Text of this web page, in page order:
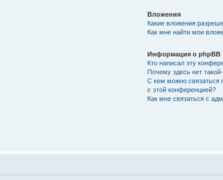
Вложения
Какие вложения
Как мне найти мои
Информация о phpBB
Кто написал эту
Почему здесь нет
С кем можно связаться
с этой конференцией?
Как мне связаться с